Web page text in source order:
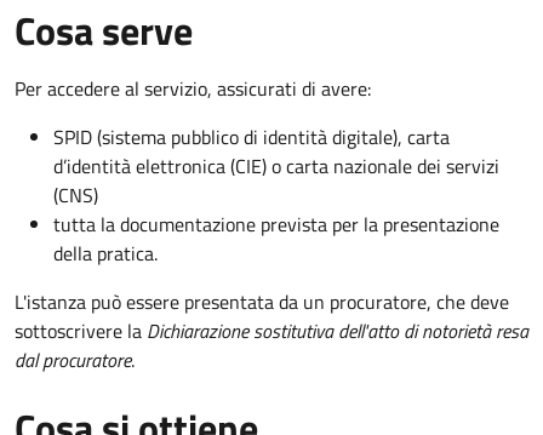
Cosa serve
Per accedere al servizio, assicurati di avere:
SPID (sistema pubblico di identità digitale), carta
d’identità elettronica (CIE) o carta nazionale dei servizi
(CNS)
tutta la documentazione prevista per la presentazione
della pratica.
L'istanza può essere presentata da un procuratore, che deve
sottoscrivere la Dichiarazione sostitutiva dell'atto di notorietà resa
dal procuratore.